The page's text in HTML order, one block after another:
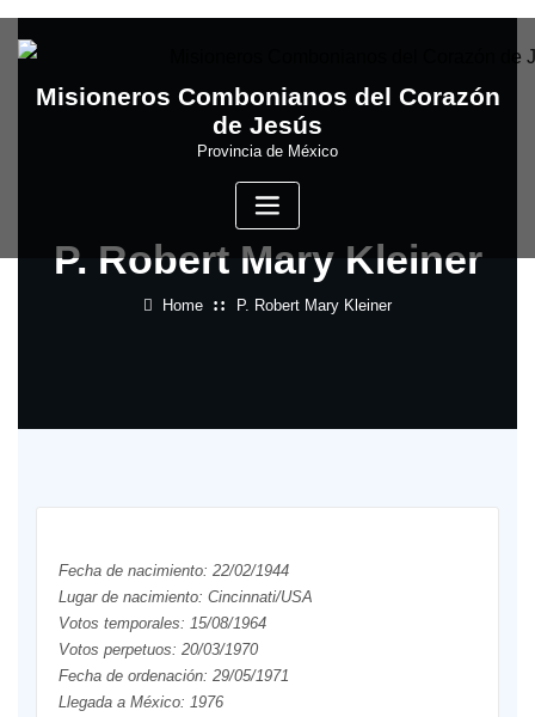
to
Misioneros Combonianos del Corazón
de Jesús
Provincia de México
P. Robert Mary Kleiner
Home P. Robert Mary Kleiner
Fecha de nacimiento: 22/02/1944
Lugar de nacimiento: Cincinnati/USA
Votos temporales: 15/08/1964
Votos perpetuos: 20/03/1970
Fecha de ordenación: 29/05/1971
Llegada a México: 1976